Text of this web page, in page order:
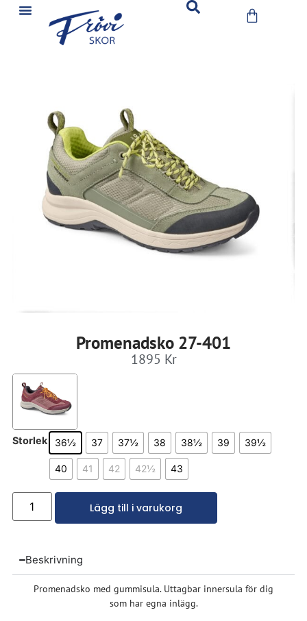
Promenadsko 27-401
1895 Kr
Storlek 36½ 37 37½ 38 38½ 39 39½
40 41 42 42½ 43
Lägg till i varukorg
Beskrivning
Promenadsko med gummisula. Uttagbar innersula för dig
som har egna inlägg.